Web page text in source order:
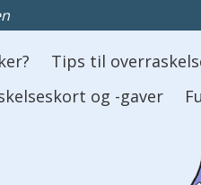
Tips til
og -gaver